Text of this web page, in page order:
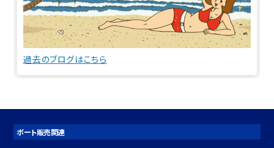
過去のブログはこちら
ボート販売関連